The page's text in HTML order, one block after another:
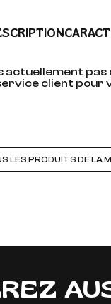
actuellement
client pour
LES PRODUITS DE LA